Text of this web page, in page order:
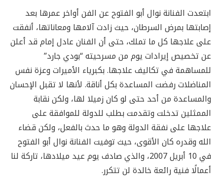
ابتعدت الفنانة نوال أبو الفتوح عن الفن أواخر عمرها بعد
إصابتها بمرض السرطان، حيث زادت آلامها ومعاناتها، أنفقت
على علاجها كل ما تملك، حتى أن الفنان عادل إمام قد أعلن
عن تخصيص إيرادات يوم من مسرحيته “بودي جارد”
للمساهمة في تكاليف علاجها. بكبرياء الأميرات وعزة نفس
المناضلات رفضت المساعدة بكل أناقة. لأنها لا تقبل الإحسان
والمساعدة من أحد حتى لو كان زميلا لها، ولكن نقابة
الممثلين تدخلت وتقدمت بطلب للدولة للموافقة على
علاجها على نفقة الدولة وهو ما حدث بالفعل، ولكن قضاء
الله وقدره كان الأقوى، حيث توفيت الفنانة نوال أبو الفتوح
في 10 أبريل 2007، والذي صادف يوم عيد ميلادها، تاركة لنا
أعمالًا فنية رائعة خالدة لن تتكرر.